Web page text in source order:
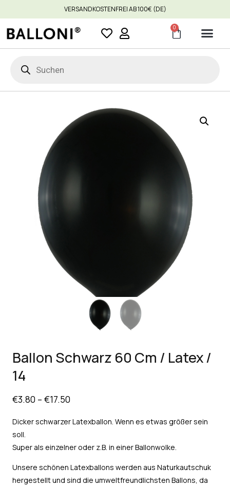
VERSANDKOSTENFREI AB 100€ (DE)
0
Ballon Schwarz 60 Cm / Latex /
14
€3.80 – €17.50
Dicker schwarzer Latexballon. Wenn es etwas größer sein
soll.
Super als einzelner oder z.B. in einer Ballonwolke.
Unsere schönen Latexballons werden aus Naturkautschuk
hergestellt und sind die umweltfreundlichsten Ballons, da